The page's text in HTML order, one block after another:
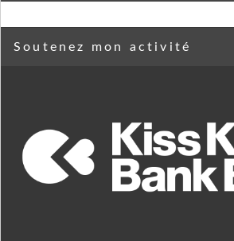
Soutenez mon activité